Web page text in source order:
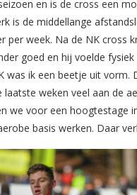
en is de cross een
is de middellange
per week. Na de NK cross
goed en hij voelde
was ik een beetje uit
laatste weken veel aan de
we voor een hoogtestage
basis werken. Daar